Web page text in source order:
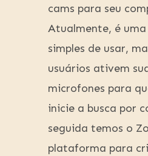
cams para seu
Atualmente, é
simples de usar,
usuários ativem
microfones para
inicie a busca por
seguida temos o
plataforma para